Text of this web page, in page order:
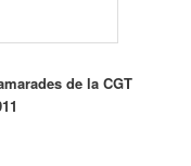
de la CGT